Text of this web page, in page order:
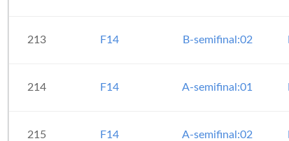
213 F14 B-semifinal:02
214 F14 A-semifinal:01
215 F14 A-semifinal:02